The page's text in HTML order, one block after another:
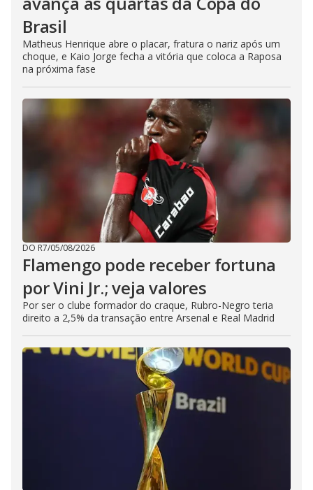
Brasil
Matheus Henrique abre o placar, fratura o nariz após um
choque, e Kaio Jorge fecha a vitória que coloca a Raposa
na próxima fase
DO R7/05/08/2026
Flamengo pode receber fortuna
por Vini Jr.; veja valores
Por ser o clube formador do craque, Rubro-Negro teria
direito a 2,5% da transação entre Arsenal e Real Madrid